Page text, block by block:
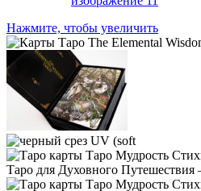
Нажмите, чтобы увеличить